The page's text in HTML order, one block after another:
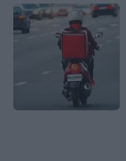
Image